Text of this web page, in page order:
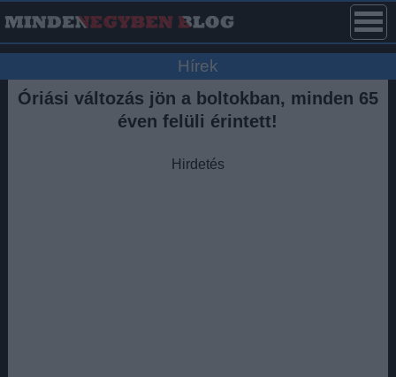
Hírek
Óriási változás jön a boltokban, minden 65
éven felüli érintett!
Hirdetés